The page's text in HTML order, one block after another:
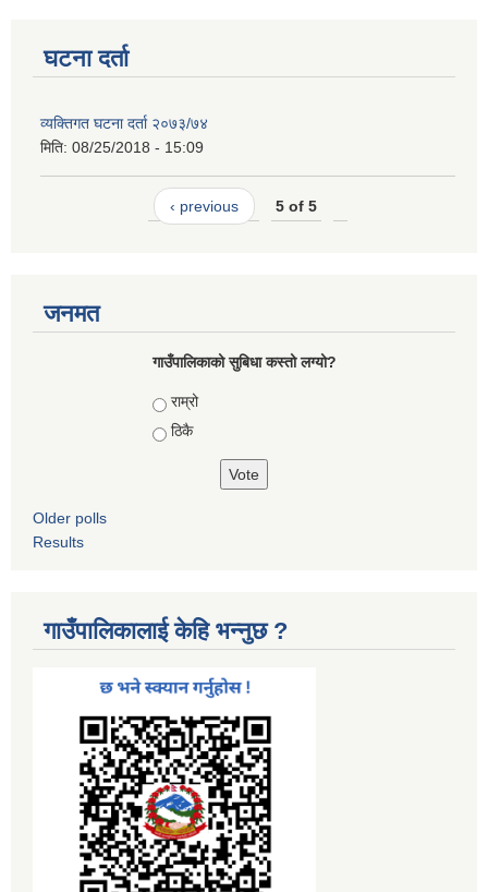
घटना दर्ता
व्यक्तिगत घटना दर्ता २०७३/७४
मिति: 08/25/2018 - 15:09
‹ previous 5 of 5
जनमत
गाउँपालिकाको सुबिधा कस्तो लग्यो?
Choices
राम्रो
ठिकै
Older polls
Results
गाउँपालिकालाई केहि भन्नुछ ?